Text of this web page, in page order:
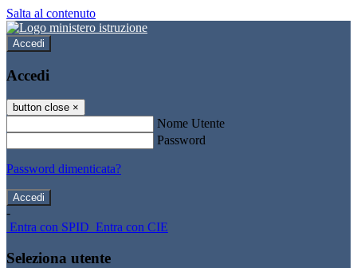
Salta al contenuto
Accedi
Accedi
button close ×
Nome Utente
Password
Password dimenticata?
-
Entra con SPID Entra con CIE
Seleziona utente